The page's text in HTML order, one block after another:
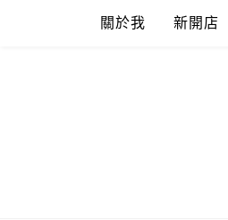
關於我 新開店